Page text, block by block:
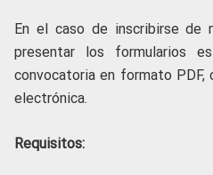
En el caso de inscribirse de
presentar los formularios
convocatoria en formato PDF,
electrónica.
Requisitos: